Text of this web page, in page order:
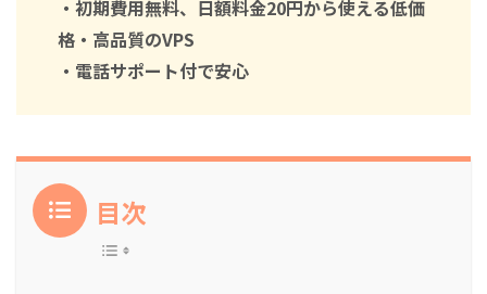
・初期費用無料、日額料金20円から使える低価
格・高品質のVPS
・電話サポート付で安心
目次